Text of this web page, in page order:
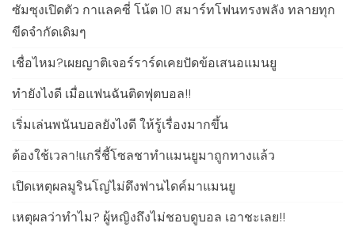
ซัมซุงเปิดตัว กาแลคซี่ โน้ต 10 สมาร์ทโฟนทรงพลัง ทลายทุก
ขีดจำกัดเดิมๆ
เชื่อไหม?เผยญาติเจอร์ราร์ดเคยปัดข้อเสนอแมนยู
ทำยังไงดี เมื่อแฟนฉันติดฟุตบอล!!
เริ่มเล่นพนันบอลยังไงดี ให้รู้เรื่องมากขึ้น
ต้องใช้เวลา!แกรี่ชี้โซลชาทำแมนยูมาถูกทางแล้ว
เปิดเหตุผลมูรินโญ่ไม่ดึงฟานไดค์มาแมนยู
เหตุผลว่าทำไม? ผู้หญิงถึงไม่ชอบดูบอล เอาชะเลย!!